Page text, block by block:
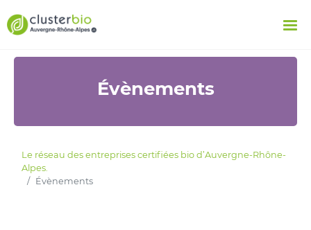
Évènements
Le réseau des entreprises certifiées bio d’Auvergne-Rhône-
Alpes.
Évènements